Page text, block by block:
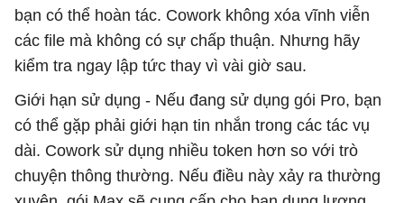
bạn có thể hoàn tác. Cowork không xóa vĩnh viễn
các file mà không có sự chấp thuận. Nhưng hãy
kiểm tra ngay lập tức thay vì vài giờ sau.
Giới hạn sử dụng - Nếu đang sử dụng gói Pro, bạn
có thể gặp phải giới hạn tin nhắn trong các tác vụ
dài. Cowork sử dụng nhiều token hơn so với trò
chuyện thông thường. Nếu điều này xảy ra thường